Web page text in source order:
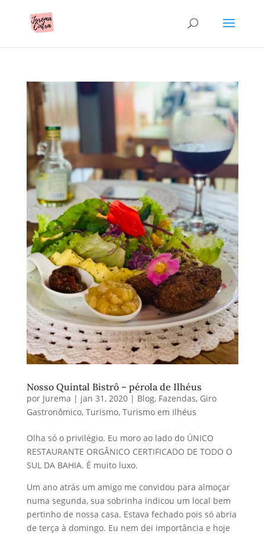
Nosso Quintal Bistrô – pérola de Ilhéus
por Jurema | jan 31, 2020| Blog, Fazendas, Giro
Gastronômico, Turismo, Turismo em Ilhéus
Olha só o privilégio. Eu moro ao lado do ÚNICO
RESTAURANTE ORGÂNICO CERTIFICADO DE TODO O
SUL DA BAHIA. É muito luxo.
Um ano atrás um amigo me convidou para almoçar
numa segunda, sua sobrinha indicou um local bem
pertinho de nossa casa. Estava fechado pois só abria
de terça à domingo. Eu nem dei importância e hoje